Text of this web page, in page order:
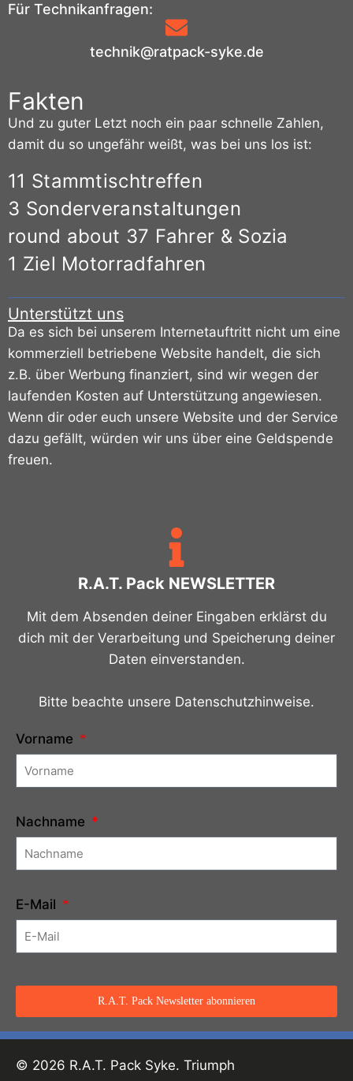
Für Technikanfragen:
technik@ratpack-syke.de
Fakten
Und zu guter Letzt noch ein paar schnelle Zahlen,
damit du so ungefähr weißt, was bei uns los ist:
11 Stammtischtreffen
3 Sonderveranstaltungen
round about 37 Fahrer & Sozia
1 Ziel Motorradfahren
Unterstützt uns
Da es sich bei unserem Internetauftritt nicht um eine
kommerziell betriebene Website handelt, die sich
z.B. über Werbung finanziert, sind wir wegen der
laufenden Kosten auf Unterstützung angewiesen.
Wenn dir oder euch unsere Website und der Service
dazu gefällt, würden wir uns über eine Geldspende
freuen.
R.A.T. Pack NEWSLETTER
Mit dem Absenden deiner Eingaben erklärst du
dich mit der Verarbeitung und Speicherung deiner
Daten einverstanden.
Bitte beachte unsere Datenschutzhinweise.
Vorname
Nachname
E-Mail
R.A.T. Pack Newsletter abonnieren
© 2026 R.A.T. Pack Syke. Triumph